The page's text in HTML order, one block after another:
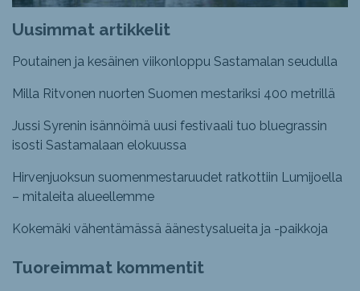
Uusimmat artikkelit
Poutainen ja kesäinen viikonloppu Sastamalan seudulla
Milla Ritvonen nuorten Suomen mestariksi 400 metrillä
Jussi Syrenin isännöimä uusi festivaali tuo bluegrassin
isosti Sastamalaan elokuussa
Hirvenjuoksun suomenmestaruudet ratkottiin Lumijoella
– mitaleita alueellemme
Kokemäki vähentämässä äänestysalueita ja -paikkoja
Tuoreimmat kommentit